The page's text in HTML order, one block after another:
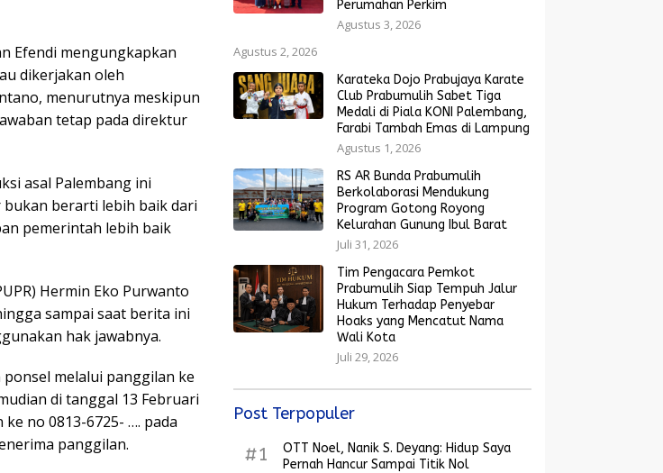
Efendi mengungkapkan
dikerjakan oleh
menurutnya meskipun
tetap pada direktur
asal Palembang ini
berarti lebih baik dari
pemerintah lebih baik
Hermin Eko Purwanto
sampai saat berita ini
hak jawabnya.
melalui panggilan ke
di tanggal 13 Februari
no 0813-6725- …. pada
panggilan.
Perumahan Perkim
Agustus 3, 2026
Agustus 2, 2026
Karateka Dojo Prabujaya Karate
Club Prabumulih Sabet Tiga
Medali di Piala KONI Palembang,
Farabi Tambah Emas di Lampung
Agustus 1, 2026
RS AR Bunda Prabumulih
Berkolaborasi Mendukung
Program Gotong Royong
Kelurahan Gunung Ibul Barat
Juli 31, 2026
Tim Pengacara Pemkot
Prabumulih Siap Tempuh Jalur
Hukum Terhadap Penyebar
Hoaks yang Mencatut Nama
Wali Kota
Juli 29, 2026
Post Terpopuler
#1
OTT Noel, Nanik S. Deyang: Hidup Saya
Pernah Hancur Sampai Titik Nol